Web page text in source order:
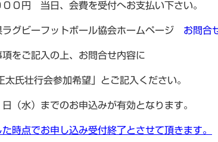
日、会費を受付へお支払い下さい。
ーフットボール協会ホームページ お問合
記入の上、お問合せ内容に
参加希望」とご記入ください。
）までのお申込みが有効となります。
時点でお申し込み受付終了とさせて頂きます。